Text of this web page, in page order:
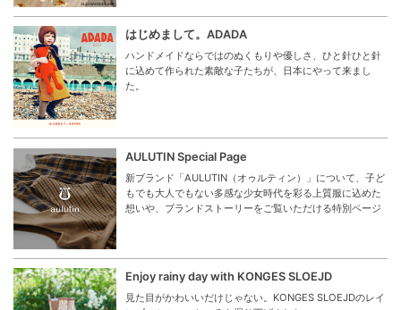
はじめまして。ADADA
ハンドメイドならではのぬくもりや優しさ、ひと針ひと針
に込めて作られた素敵な子たちが、日本にやって来まし
た。
AULUTIN Special Page
新ブランド「AULUTIN（オゥルティン）」について、子ど
もでも大人でもない多感な少女時代を彩る上質服に込めた
想いや、ブランドストーリーをご覧いただける特別ページ
Enjoy rainy day with KONGES SLOEJD
見た目がかわいいだけじゃない。KONGES SLOEJDのレイ